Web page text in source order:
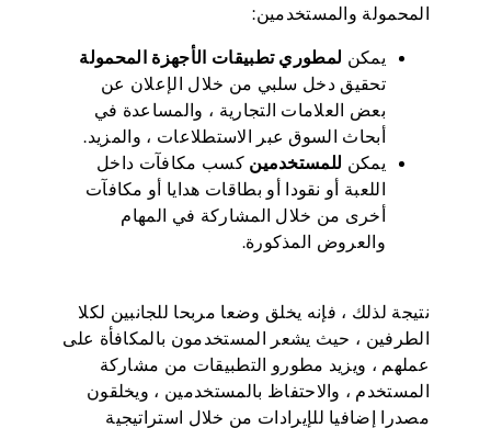
المحمولة والمستخدمين:
يمكن لمطوري تطبيقات الأجهزة المحمولة
تحقيق دخل سلبي من خلال الإعلان عن
بعض العلامات التجارية ، والمساعدة في
أبحاث السوق عبر الاستطلاعات ، والمزيد.
يمكن للمستخدمين كسب مكافآت داخل
اللعبة أو نقودا أو بطاقات هدايا أو مكافآت
أخرى من خلال المشاركة في المهام
والعروض المذكورة.
نتيجة لذلك ، فإنه يخلق وضعا مربحا للجانبين لكلا
الطرفين ، حيث يشعر المستخدمون بالمكافأة على
عملهم ، ويزيد مطورو التطبيقات من مشاركة
المستخدم ، والاحتفاظ بالمستخدمين ، ويخلقون
مصدرا إضافيا للإيرادات من خلال استراتيجية